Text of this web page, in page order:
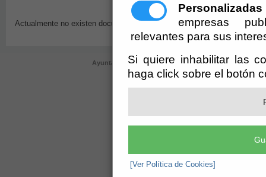
Personalizadas
empresas
relevantes para sus
Si quiere inhabilitar las
haga click sobre el botón
[Ver Política de Cookies]
Actualmente no existen documentos sobre el tema solicitado.
Ayuntamiento de Cóbdar (CIF: P-0403400-E)
- Plaza de
ayuntamiento@cobdar.es-Aviso